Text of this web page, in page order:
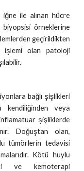
ile alınan hücre
örneklerine
geçirildikten
işlemi olan patoloji
bağlı şişlikleri
kendiliğinden veya
şişliklerde
Doğuştan olan,
tümörlerin tedavisi
Kötü huylu
ve kemoterapi